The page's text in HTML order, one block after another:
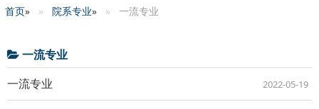
首页» 院系专业» 一流专业
一流专业
一流专业
2022-05-19